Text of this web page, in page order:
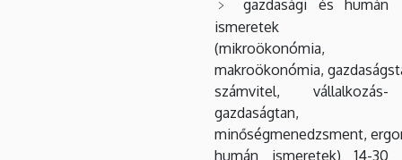
gazdasági és humán
ismeretek
(mikroökonómia,
makroökonómia,
számvitel, vállalkozás-
gazdaságtan,
minőségmenedzsment,
humán ismeretek) 14-30